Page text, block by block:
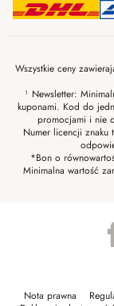
Wszystkie ceny
¹ Newsletter:
kuponami. Kod do
promocjami i nie
Numer licencji znaku
*Bon o
Minimalna wartość
Nota prawna